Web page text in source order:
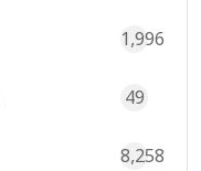
1,996
49
8,258